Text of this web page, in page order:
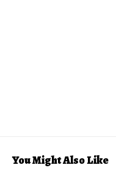
You Might Also Like